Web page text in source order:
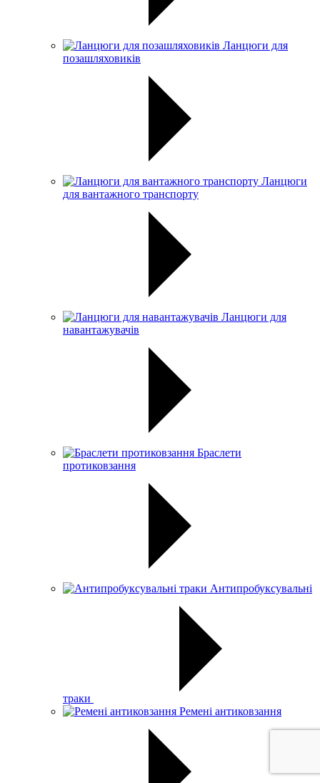
Ланцюги для
позашляховиків
Ланцюги
для вантажного транспорту
Ланцюги для
навантажувачів
Браслети
протиковзання
Антипробуксувальні
траки
Ремені антиковзання